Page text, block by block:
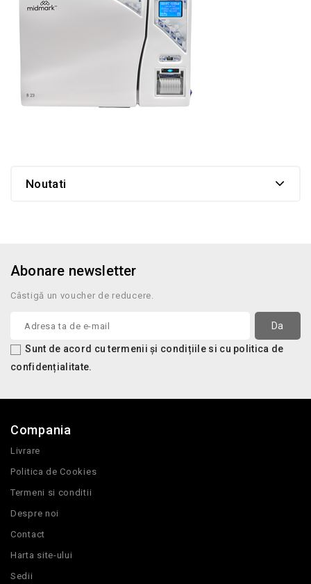
Noutati
Abonare newsletter
Câstigă un voucher de reducere.
Sunt de acord cu termenii și condițiile si cu politica de
confidențialitate.
Compania
Livrare
Politica de Cookies
Termeni si conditii
Despre noi
Contact
Harta site-ului
Sedii